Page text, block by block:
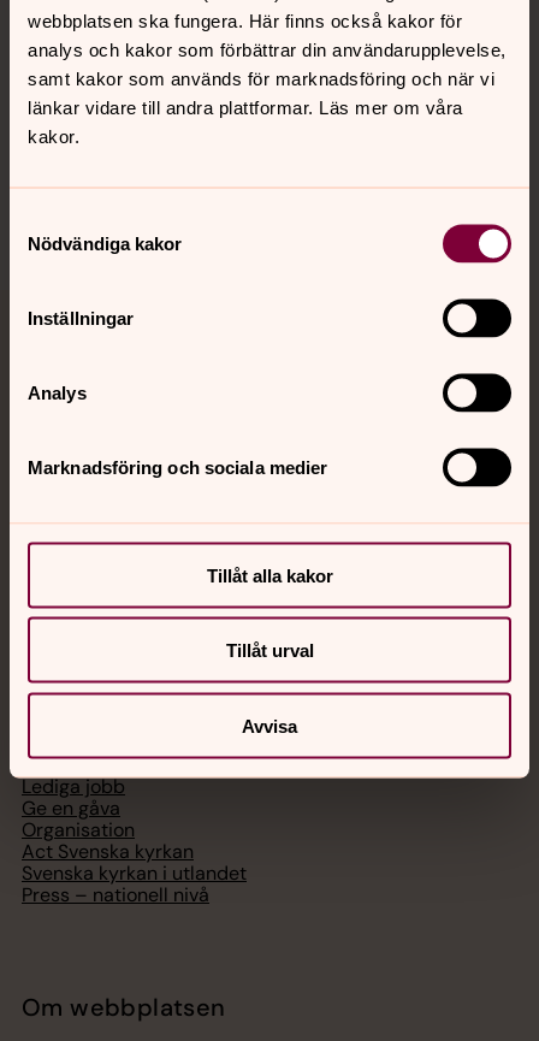
webbplatsen ska fungera. Här finns också kakor för
analys och kakor som förbättrar din användarupplevelse,
samt kakor som används för marknadsföring och när vi
länkar vidare till andra plattformar. Läs mer om våra
kakor.
Nödvändiga kakor
Inställningar
Analys
Marknadsföring och sociala medier
Tillåt alla kakor
Tillåt urval
Avvisa
Hitta snabbt
Akut samtals- och krisstöd. Prata eller chatta anonymt
Digitalt brev
Svenska kyrkan
Bli medlem
Lediga jobb
Ge en gåva
Organisation
Act Svenska kyrkan
Svenska kyrkan i utlandet
Press – nationell nivå
Om webbplatsen